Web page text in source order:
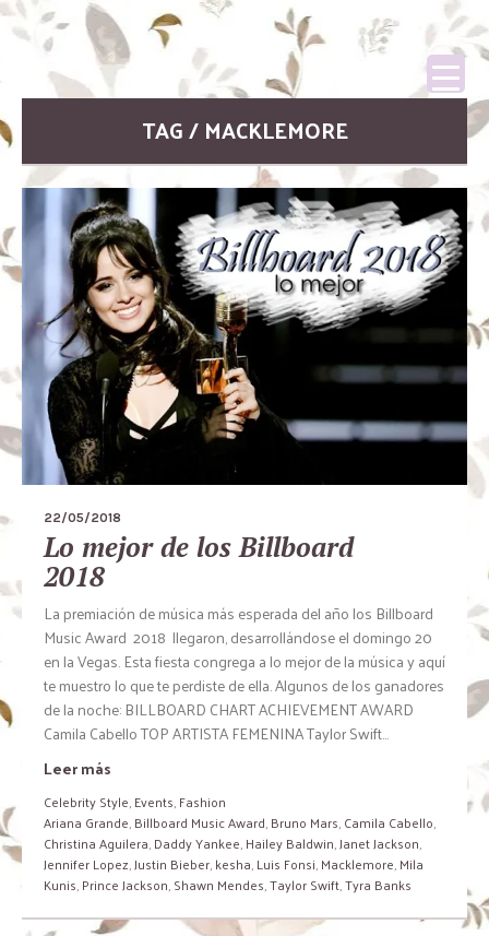
TAG / MACKLEMORE
22/05/2018
Lo mejor de los Billboard
2018
La premiación de música más esperada del año los Billboard
Music Award 2018 llegaron, desarrollándose el domingo 20
en la Vegas. Esta fiesta congrega a lo mejor de la música y aquí
te muestro lo que te perdiste de ella. Algunos de los ganadores
de la noche: BILLBOARD CHART ACHIEVEMENT AWARD
Camila Cabello TOP ARTISTA FEMENINA Taylor Swift...
Leer más
Celebrity Style,Events,Fashion
Ariana Grande,Billboard Music Award,Bruno Mars,Camila Cabello,
Christina Aguilera,Daddy Yankee,Hailey Baldwin,Janet Jackson,
Jennifer Lopez,Justin Bieber,kesha,Luis Fonsi,Macklemore,Mila
Kunis,Prince Jackson,Shawn Mendes,Taylor Swift,Tyra Banks